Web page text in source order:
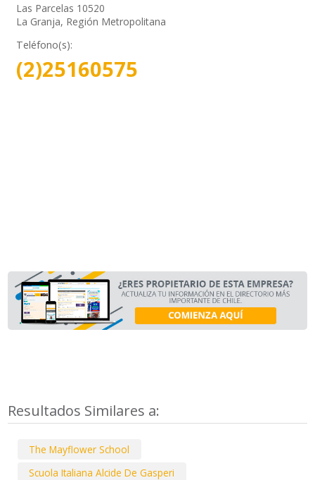
Las Parcelas 10520
La Granja, Región Metropolitana
Teléfono(s):
(2)25160575
Resultados Similares a:
The Mayflower School
Scuola Italiana Alcide De Gasperi